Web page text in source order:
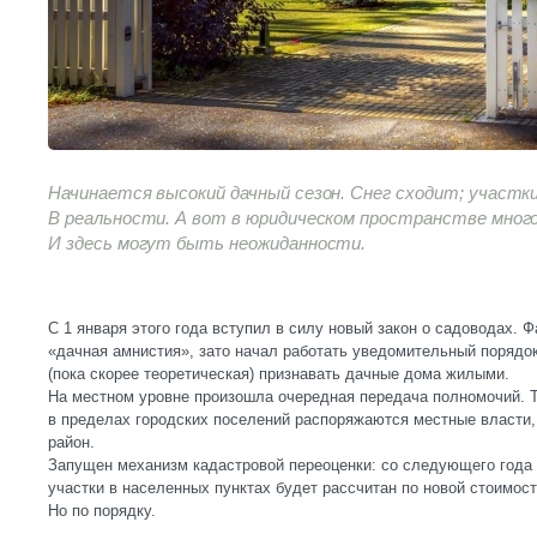
Начинается высокий дачный сезон. Снег сходит;
В реальности. А вот в юридическом пространстве
И здесь могут быть неожиданности.
С 1 января этого года вступил в силу новый закон о садоводах.
«дачная амнистия», зато начал работать уведомительный
(пока скорее теоретическая) признавать дачные дома жилыми.
На местном уровне произошла очередная передача полномочий.
в пределах городских поселений распоряжаются местные
район.
Запущен механизм кадастровой переоценки: со следующего
участки в населенных пунктах будет рассчитан по новой
Но по порядку.